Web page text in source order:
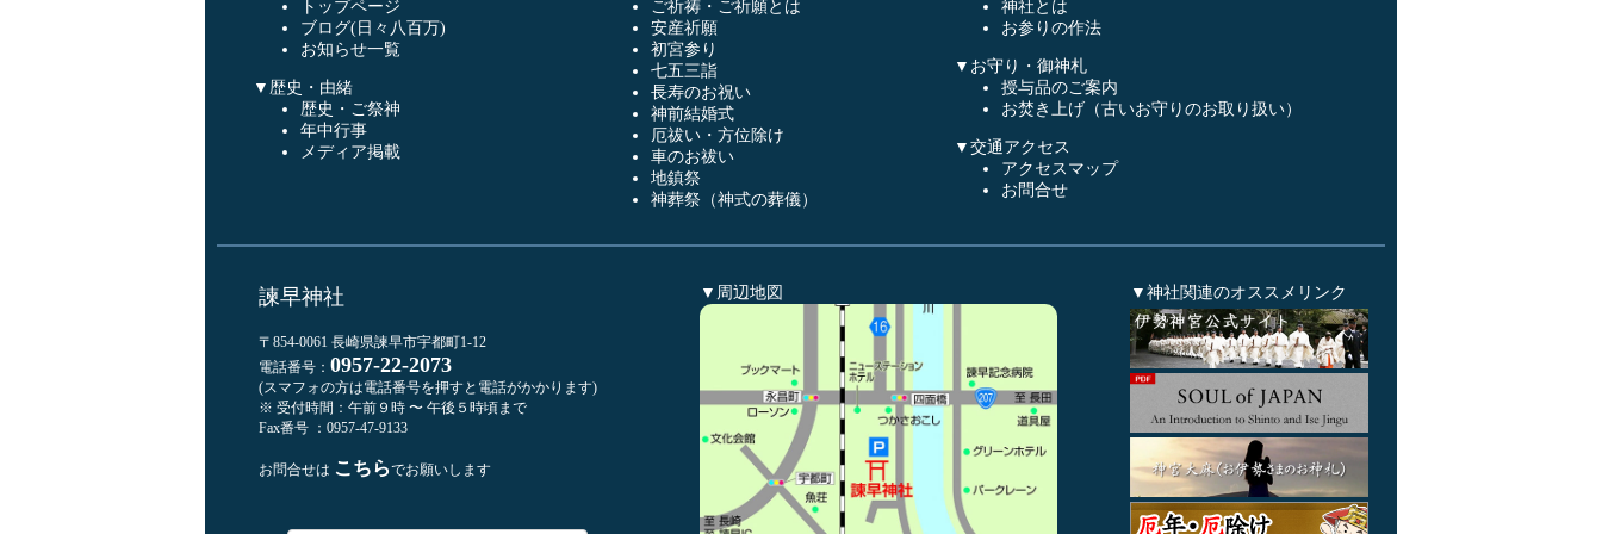
トップページ
ブログ(日々八百万)
お知らせ一覧
▼歴史・由緒
歴史・ご祭神
年中行事
メディア掲載
ご祈祷・ご祈願とは
安産祈願
初宮参り
七五三詣
長寿のお祝い
神前結婚式
厄祓い・方位除け
車のお祓い
地鎮祭
神葬祭（神式の葬儀）
神社とは
お参りの作法
▼お守り・御神札
授与品のご案内
お焚き上げ（古いお守りのお取り扱い）
▼交通アクセス
アクセスマップ
お問合せ
諫早神社
〒854-0061 長崎県諫早市宇都町1-12
電話番号： 0957-22-2073
(スマフォの方は電話番号を押すと電話がかかります)
※ 受付時間：午前９時 〜 午後５時頃まで
Fax番号 ：0957-47-9133
お問合せは こちらでお願いします
▼周辺地図 ▼神社関連のオススメリンク